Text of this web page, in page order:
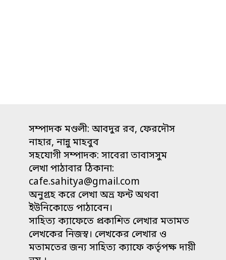
সম্পাদক মণ্ডলী: আবদুর রব, ফেরদৌস
নাহার, নান্নু মাহবুব
সহযোগী সম্পাদক: সাবেরা তাবাসসুম
লেখা পাঠাবার ঠিকানা:
cafe.sahitya@gmail.com
অনুগ্রহ করে লেখা অভ্র ফন্ট অথবা
ইউনিকোডে পাঠাবেন।
সাহিত্য ক্যাফেতে প্রকাশিত লেখার মতামত
লেখকের নিজস্ব। লেখকের লেখার ও
মতামতের জন্য সাহিত্য ক্যাফে কর্তৃপক্ষ দায়ী